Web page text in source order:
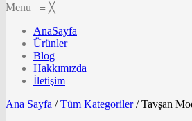
Menu ≡ ╳
AnaSayfa
Ürünler
Blog
Hakkımızda
İletişim
Ana Sayfa / Tüm Kategoriler /Tavşan